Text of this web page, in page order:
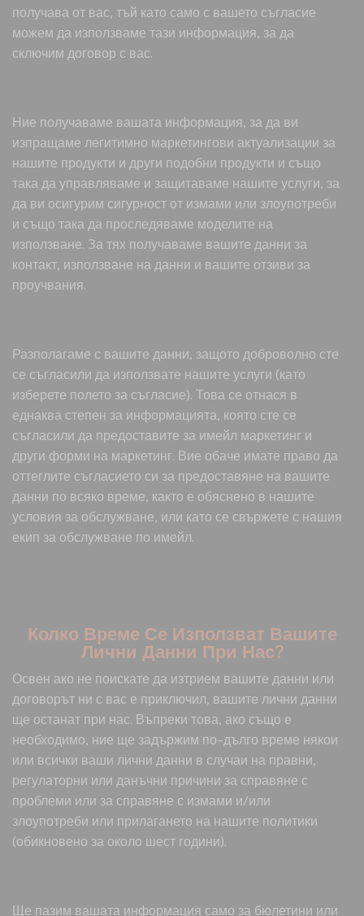
получава от вас, тъй като само с вашето съгласие
можем да използваме тази информация, за да
сключим договор с вас.
Ние получаваме вашата информация, за да ви
изпращаме легитимно маркетингови актуализации за
нашите продукти и други подобни продукти и също
така да управляваме и защитаваме нашите услуги, за
да ви осигурим сигурност от измами или злоупотреби
и също така да проследяваме моделите на
използване. За тях получаваме вашите данни за
контакт, използване на данни и вашите отзиви за
проучвания.
Разполагаме с вашите данни, защото доброволно сте
се съгласили да използвате нашите услуги (като
изберете полето за съгласие). Това се отнася в
еднаква степен за информацията, която сте се
съгласили да предоставите за имейл маркетинг и
други форми на маркетинг. Вие обаче имате право да
оттеглите съгласието си за предоставяне на вашите
данни по всяко време, както е обяснено в нашите
условия за обслужване, или като се свържете с нашия
екип за обслужване по имейл.
Колко Време Се Използват Вашите
Лични Данни При Нас?
Освен ако не поискате да изтрием вашите данни или
договорът ни с вас е приключил, вашите лични данни
ще останат при нас. Въпреки това, ако също е
необходимо, ние ще задържим по-дълго време някои
или всички ваши лични данни в случаи на правни,
регулаторни или данъчни причини за справяне с
проблеми или за справяне с измами и/или
злоупотреби или прилагането на нашите политики
(обикновено за около шест години).
Ще пазим вашата информация само за бюлетини или